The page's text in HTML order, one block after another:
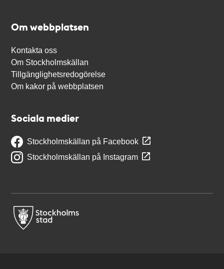
Om webbplatsen
Kontakta oss
Om Stockholmskällan
Tillgänglighetsredogörelse
Om kakor på webbplatsen
Sociala medier
Stockholmskällan på Facebook
Stockholmskällan på Instagram